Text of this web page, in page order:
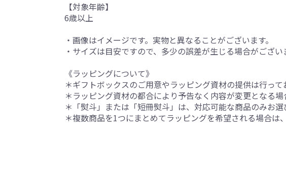
【対象年齢】
6歳以上
・画像はイメージです。実物と異なることがございます。
・サイズは目安ですので、多少の誤差が生じる場合がござい
《ラッピングについて》
＊ギフトボックスのご用意やラッピング資材の提供は行って
＊ラッピング資材の都合により予告なく内容が変更となる場
＊「熨斗」または「短冊熨斗」は、対応可能な商品のみお選
＊複数商品を1つにまとめてラッピングを希望される場合は、